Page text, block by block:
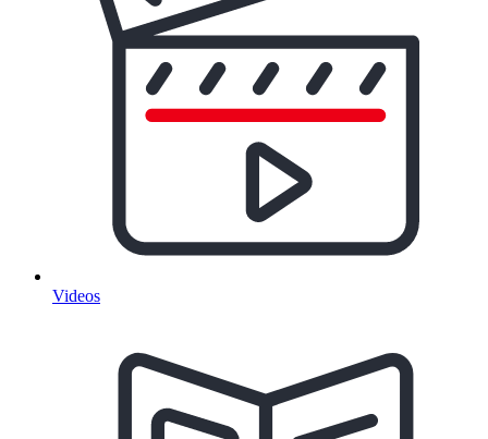
Videos